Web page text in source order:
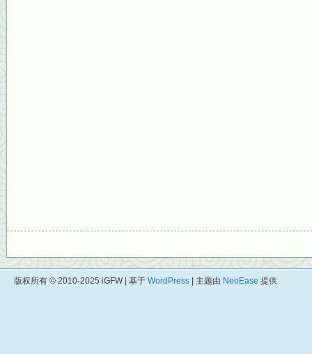
版权所有 © 2010-2025 iGFW | 基于 WordPress | 主题由 NeoEase 提供